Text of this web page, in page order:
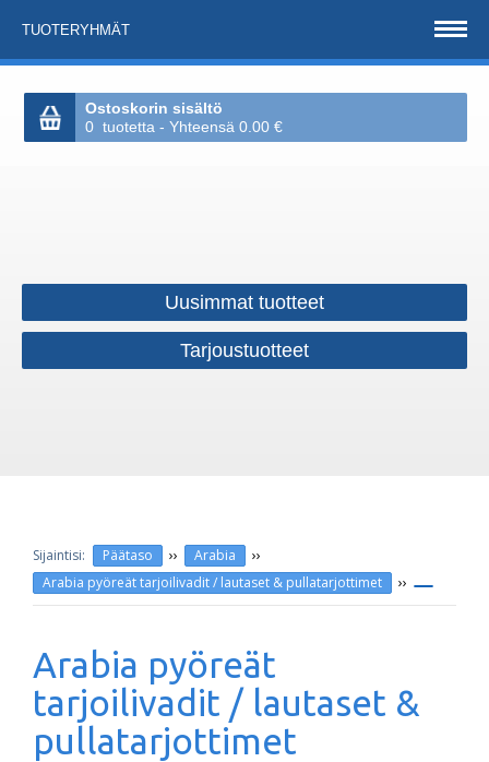
TUOTERYHMÄT
Ostoskorin sisältö
0 tuotetta - Yhteensä 0.00 €
Uusimmat tuotteet
Tarjoustuotteet
Päätaso ›› Arabia ››
Arabia pyöreät tarjoilivadit / lautaset & pullatarjottimet ››
Arabia pyöreät
tarjoilivadit / lautaset &
pullatarjottimet